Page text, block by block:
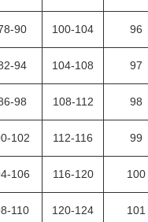
90 100-104 96
94 104-108 97
98 108-112 98
102 112-116 99
106 116-120 100
110 120-124 101